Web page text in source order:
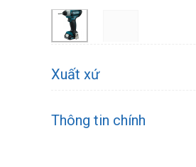
Xuất xứ
Thông tin chính